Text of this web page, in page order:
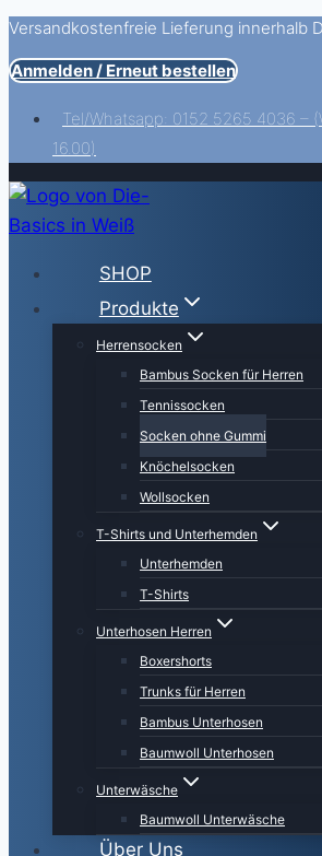
Zum
Inhalt
springen
Versandkostenfreie Lieferung innerhalb
Anmelden / Erneut bestellen
Tel/Whatsapp: 0152 5265 4036 –
16.00)
SHOP
Produkte
Herrensocken
Bambus Socken für Herren
Tennissocken
Socken ohne Gummi
Knöchelsocken
Wollsocken
T-Shirts und Unterhemden
Unterhemden
T-Shirts
Unterhosen Herren
Boxershorts
Trunks für Herren
Bambus Unterhosen
Baumwoll Unterhosen
Unterwäsche
Baumwoll Unterwäsche
Über Uns